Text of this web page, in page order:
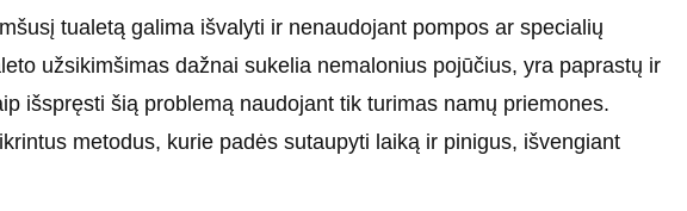
tualetą galima išvalyti ir nenaudojant pompos ar specialių
užsikimšimas dažnai sukelia nemalonius pojūčius, yra paprastų ir
išspręsti šią problemą naudojant tik turimas namų priemones.
metodus, kurie padės sutaupyti laiką ir pinigus, išvengiant